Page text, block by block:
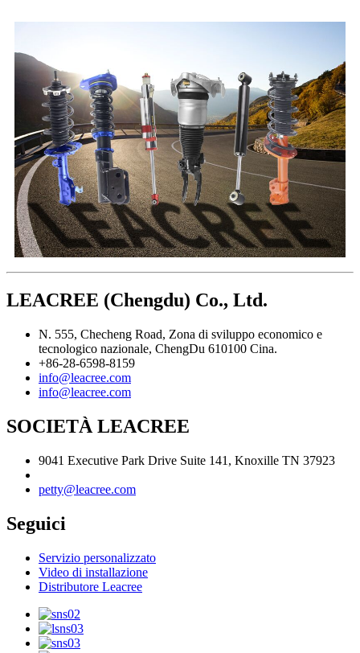
LEACREE (Chengdu) Co., Ltd.
N. 555, Checheng Road, Zona di sviluppo economico e
tecnologico nazionale, ChengDu 610100 Cina.
+86-28-6598-8159
info@leacree.com
info@leacree.com
SOCIETÀ LEACREE
9041 Executive Park Drive Suite 141, Knoxille TN 37923
petty@leacree.com
Seguici
Servizio personalizzato
Video di installazione
Distributore Leacree